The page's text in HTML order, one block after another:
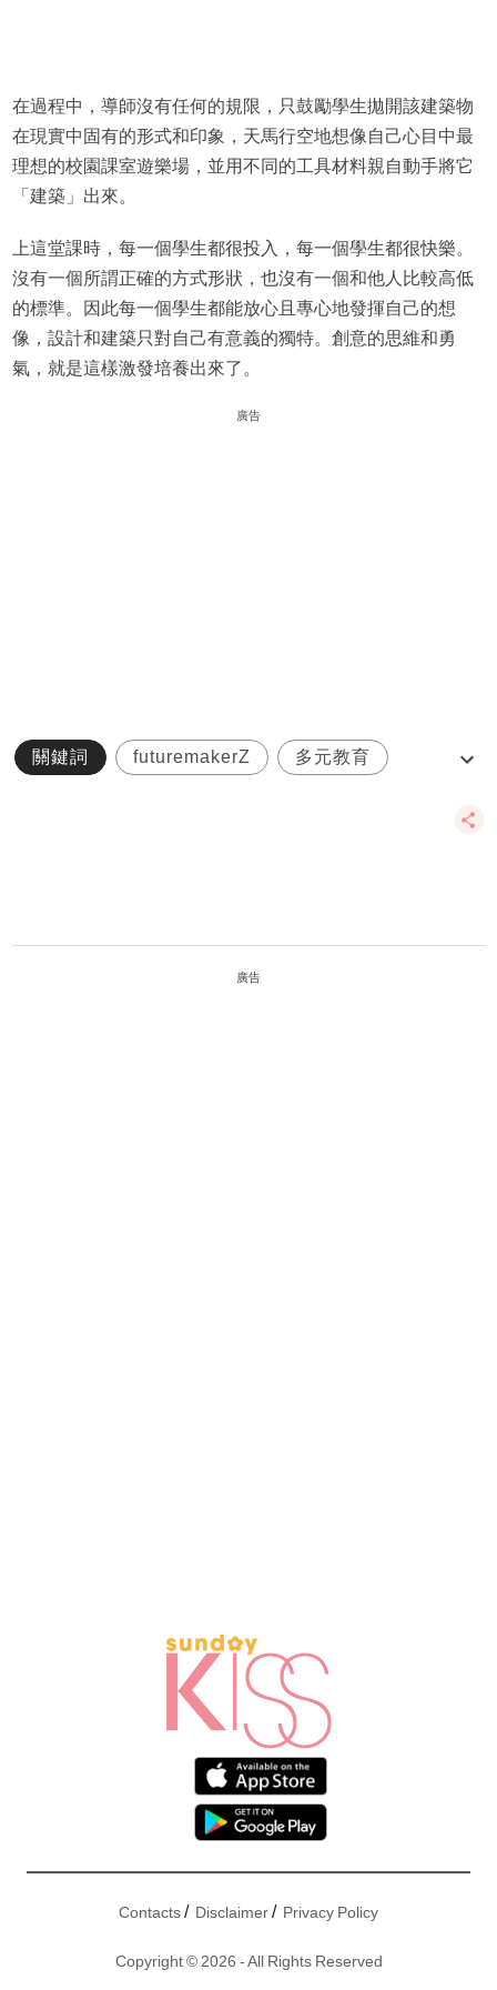
在過程中，導師沒有任何的規限，只鼓勵學生拋開該建築物
在現實中固有的形式和印象，天馬行空地想像自己心目中最
理想的校園課室遊樂場，並用不同的工具材料親自動手將它
「建築」出來。
上這堂課時，每一個學生都很投入，每一個學生都很快樂。
沒有一個所謂正確的方式形狀，也沒有一個和他人比較高低
的標準。因此每一個學生都能放心且專心地發揮自己的想
像，設計和建築只對自己有意義的獨特。創意的思維和勇
氣，就是這樣激發培養出來了。
廣告
關鍵詞 futuremakerZ 多元教育
廣告
Contacts/ Disclaimer/ Privacy Policy
Copyright © 2026 - All Rights Reserved